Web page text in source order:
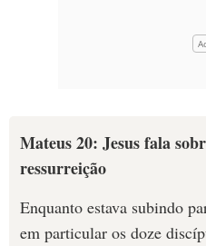
Mateus 20: Jesus fala
ressurreição
Enquanto estava subindo
em particular os doze